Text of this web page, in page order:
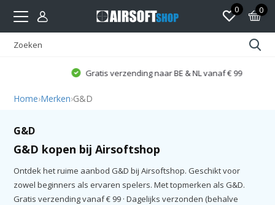
0 0
Gratis verzending naar BE & NL vanaf € 99
Home›Merken›G&D
G&D
G&D kopen bij Airsoftshop
Ontdek het ruime aanbod G&D bij Airsoftshop. Geschikt voor
zowel beginners als ervaren spelers. Met topmerken als G&D.
Gratis verzending vanaf € 99 · Dagelijks verzonden (behalve